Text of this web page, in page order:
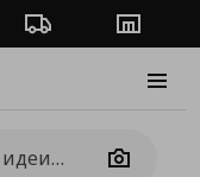
Проследяване на
Camera